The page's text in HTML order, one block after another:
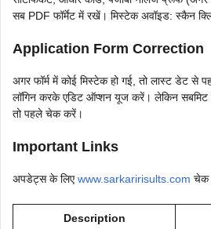
सब PDF फॉर्मेट में रखें। मिस्टेक अवॉइड: स्कैन
Application Form Correction
अगर फॉर्म में कोई मिस्टेक हो गई, तो लास्ट डेट से
लॉगिन करके एडिट ऑप्शन यूज करें। लेकिन सबमिट
तो पहले चेक करें।
Important Links
अपडेट्स के लिएwww.sarkaririsults.com चेक
Description